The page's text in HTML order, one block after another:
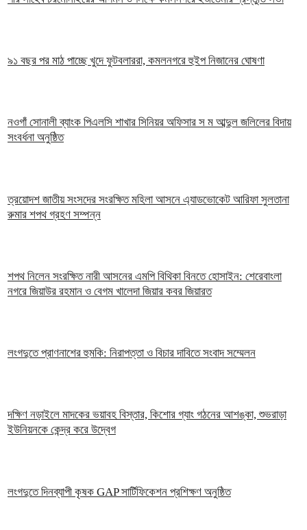
৯১ বছর পর মাঠ পাচ্ছে খুদে ফুটবলাররা, কমলনগরে হুইপ নিজানের ঘোষণা
নওগাঁ সোনালী ব্যাংক পিএলসি শাখার সিনিয়র অফিসার স ম আব্দুল জলিলের বিদায়
সংবর্ধনা অনুষ্ঠিত
ত্রয়োদশ জাতীয় সংসদের সংরক্ষিত মহিলা আসনে এ্যাডভোকেট আরিফা সুলতানা
রুমার শপথ গ্রহণ সম্পন্ন
শপথ নিলেন সংরক্ষিত নারী আসনের এমপি বিথিকা বিনতে হোসাইন: শেরেবাংলা
নগরে জিয়াউর রহমান ও বেগম খালেদা জিয়ার কবর জিয়ারত
লংগদুতে প্রাণনাশের হুমকি: নিরাপত্তা ও বিচার দাবিতে সংবাদ সম্মেলন
দক্ষিণ নড়াইলে মাদকের ভয়াবহ বিস্তার, কিশোর গ্যাং গঠনের আশঙ্কা, শুভরাড়া
ইউনিয়নকে কেন্দ্র করে উদ্বেগ
লংগদুতে দিনব্যাপী কৃষক GAP সার্টিফিকেশন প্রশিক্ষণ অনুষ্ঠিত